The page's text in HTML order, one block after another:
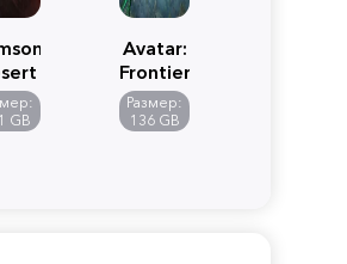
GB
Avatar:
Frontiers
of
Pandora
Размер:
136 GB